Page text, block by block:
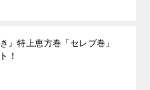
』特上恵方巻「セレブ巻」
！